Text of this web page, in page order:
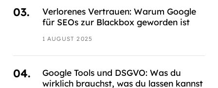
Verlorenes Vertrauen: Warum Google
für SEOs zur Blackbox geworden ist
1 AUGUST 2025
Google Tools und DSGVO: Was du
wirklich brauchst, was du lassen kannst